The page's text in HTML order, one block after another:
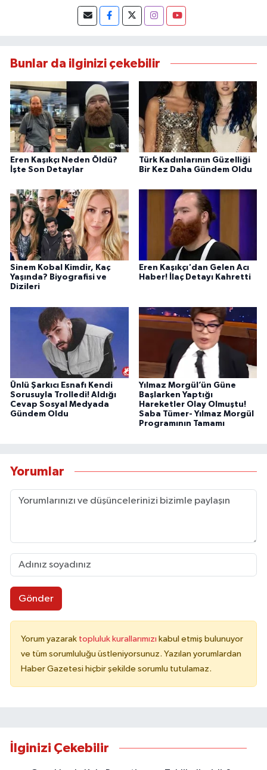
Bunlar da ilginizi çekebilir
Eren Kaşıkçı Neden Öldü?
İşte Son Detaylar
Türk Kadınlarının Güzelliği
Bir Kez Daha Gündem Oldu
Sinem Kobal Kimdir, Kaç
Yaşında? Biyografisi ve
Dizileri
Eren Kaşıkçı'dan Gelen Acı
Haber! İlaç Detayı Kahretti
Ünlü Şarkıcı Esnafı Kendi
Sorusuyla Trolledi! Aldığı
Cevap Sosyal Medyada
Gündem Oldu
Yılmaz Morgül’ün Güne
Başlarken Yaptığı
Hareketler Olay Olmuştu!
Saba Tümer- Yılmaz Morgül
Programının Tamamı
Yorumlar
Gönder
Yorum yazarak topluluk kurallarımızı kabul etmiş bulunuyor
ve tüm sorumluluğu üstleniyorsunuz. Yazılan yorumlardan
Haber Gazetesi hiçbir şekilde sorumlu tutulamaz.
İlginizi Çekebilir